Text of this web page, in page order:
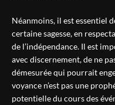
Néanmoins, il est essentiel
certaine sagesse, en
de l’indépendance. Il est
avec discernement, de ne
démesurée qui pourrait
voyance n’est pas une
potentielle du cours des